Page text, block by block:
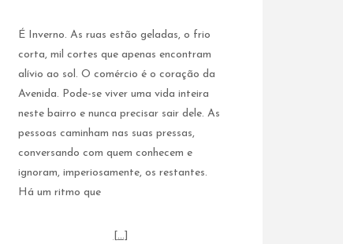
É Inverno. As ruas estão geladas, o frio
corta, mil cortes que apenas encontram
alívio ao sol. O comércio é o coração da
Avenida. Pode-se viver uma vida inteira
neste bairro e nunca precisar sair dele. As
pessoas caminham nas suas pressas,
conversando com quem conhecem e
ignoram, imperiosamente, os restantes.
Há um ritmo que
[…]